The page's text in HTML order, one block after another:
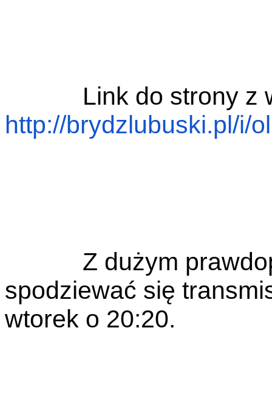
http://brydzlubuski.pl/i/
Z dużym
spodziewać się
wtorek o 20:20.